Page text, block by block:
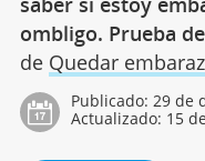
ombligo. Prueba
de Quedar
Publicado: 29 de
Actualizado: 15